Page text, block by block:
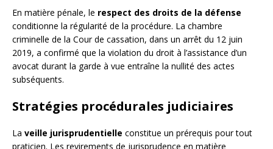
En matière pénale, le respect des droits de la défense
conditionne la régularité de la procédure. La chambre
criminelle de la Cour de cassation, dans un arrêt du 12 juin
2019, a confirmé que la violation du droit à l’assistance d’un
avocat durant la garde à vue entraîne la nullité des actes
subséquents.
Stratégies procédurales judiciaires
La veille jurisprudentielle constitue un prérequis pour tout
praticien. Les revirements de jurisprudence en matière